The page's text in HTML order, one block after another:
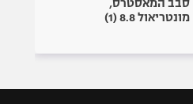
סבב המאסטרס,
מונטריאול 8.8 (1)